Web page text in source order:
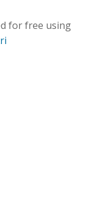
for free using